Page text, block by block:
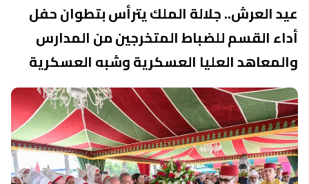
عيد العرش.. جلالة الملك يترأس بتطوان حفل
أداء القسم للضباط المتخرجين من المدارس
والمعاهد العليا العسكرية وشبه العسكرية